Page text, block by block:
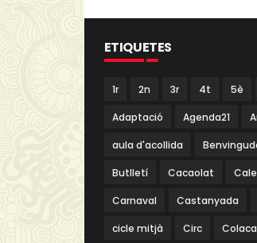
ETIQUETES
1r 2n 3r 4t 5è
Adaptació Agenda21
aula d'acollida
Butlletí Cacaolat
Carnaval Castanyada
cicle mitjà Circ